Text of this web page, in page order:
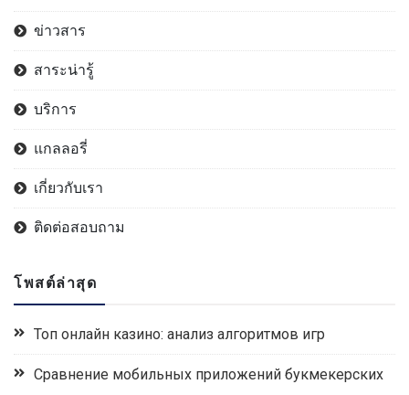
ข่าวสาร
สาระน่ารู้
บริการ
แกลลอรี่
เกี่ยวกับเรา
ติดต่อสอบถาม
โพสต์ล่าสุด
Топ онлайн казино: анализ алгоритмов игр
Сравнение мобильных приложений букмекерских